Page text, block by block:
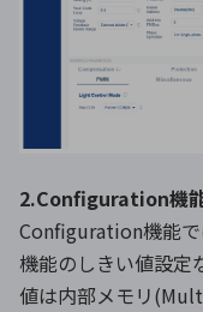
2.Configuration機
Configuration機能で
機能のしきい値設定
値は内部メモリ